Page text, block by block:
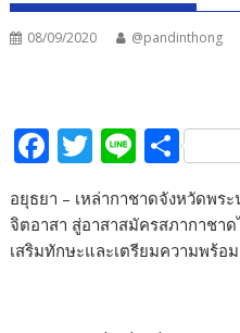
08/09/2020 @pandinthong
F
e
b
T
w
itt
er
Li
e
S
h
ar
e
อยุธยา – เหล่ากาชาดจังหวัดพร
จิตอาสา สู่อาสาสมัครสภากาชา
เสริมทักษะและเตรียมความพร้